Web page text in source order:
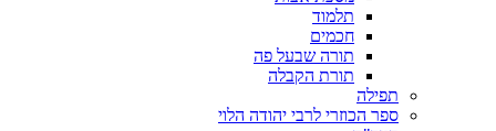
תלמוד
חכמים
תורה שבעל פה
תורת הקבלה
תפילה
ספר הכוזרי לרבי יהודה הלוי